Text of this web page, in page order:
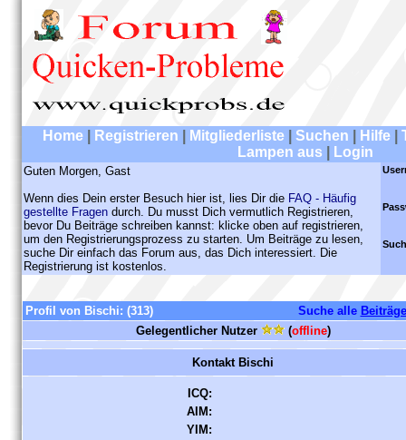
Home Registrieren Mitgliederliste Suchen Hilfe
Lampen aus
Login
Guten Morgen, Gast
Wenn dies Dein erster Besuch hier ist, lies Dir die FAQ - Häufig
gestellte Fragen durch. Du musst Dich vermutlich Registrieren,
bevor Du Beiträge schreiben kannst: klicke oben auf registrieren,
um den Registrierungsprozess zu starten. Um Beiträge zu lesen,
suche Dir einfach das Forum aus, das Dich interessiert. Die
Registrierung ist kostenlos.
Profil von Bischi: (313) Suche alle Beiträge
Gelegentlicher Nutzer
(offline)
Kontakt Bischi
ICQ:
AIM:
YIM: